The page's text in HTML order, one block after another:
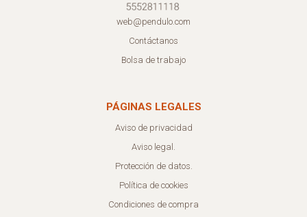
web@pendulo.com
Contáctanos
Bolsa de trabajo
PÁGINAS LEGALES
Aviso de privacidad
Aviso legal.
Protección de datos.
Política de cookies
Condiciones de compra